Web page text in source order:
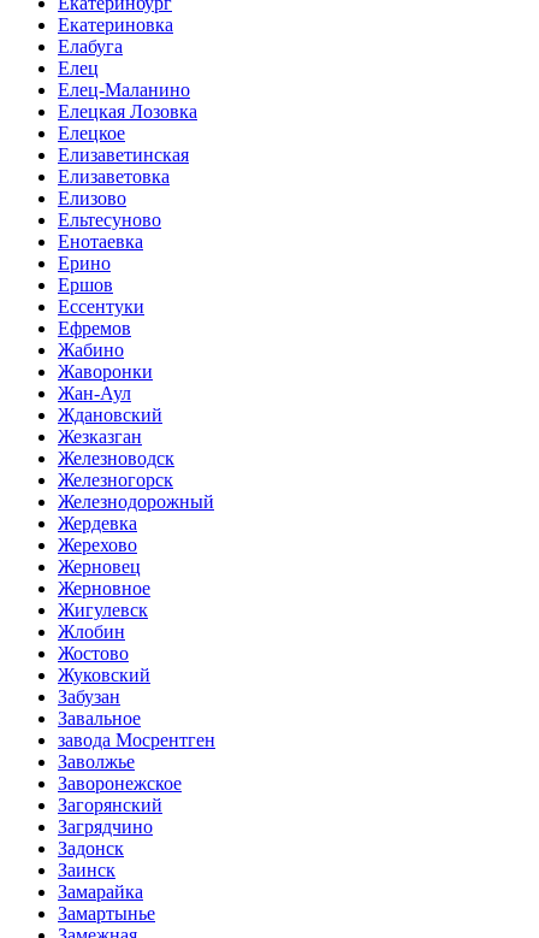
Екатериновка
Елабуга
Елец
Елец-Маланино
Елецкая Лозовка
Елецкое
Елизаветинская
Елизаветовка
Елизово
Ельтесуново
Енотаевка
Ерино
Ершов
Ессентуки
Ефремов
Жабино
Жаворонки
Жан-Аул
Ждановский
Жезказган
Железноводск
Железногорск
Железнодорожный
Жердевка
Жерехово
Жерновец
Жерновное
Жигулевск
Жлобин
Жостово
Жуковский
Забузан
Завальное
завода Мосрентген
Заволжье
Заворонежское
Загорянский
Загрядчино
Задонск
Заинск
Замарайка
Замартынье